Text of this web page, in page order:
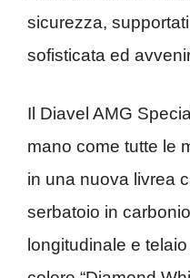
sicurezza,
sofisticata ed
Il Diavel AMG
mano come tutte le
in una nuova livrea
serbatoio in
longitudinale e